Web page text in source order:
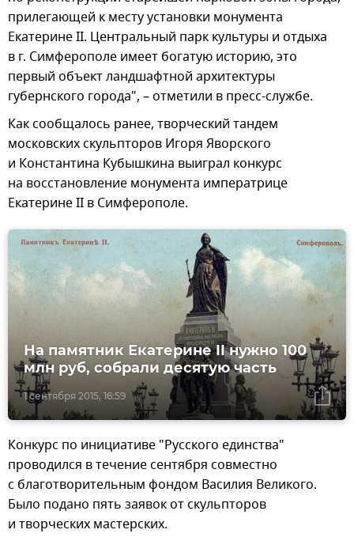
прилегающей к месту установки монумента
Екатерине II. Центральный парк культуры и отдыха
в г. Симферополе имеет богатую историю, это
первый объект ландшафтной архитектуры
губернского города", – отметили в пресс-службе.
Как сообщалось ранее, творческий тандем
московских скульпторов Игоря Яворского
и Константина Кубышкина выиграл конкурс
на восстановление монумента императрице
Екатерине II в Симферополе.
1 сентября 2015, 16:59
На памятник Екатерине II нужно 100
млн руб, собрали десятую часть
Конкурс по инициативе "Русского единства"
проводился в течение сентября совместно
с благотворительным фондом Василия Великого.
Было подано пять заявок от скульпторов
и творческих мастерских.